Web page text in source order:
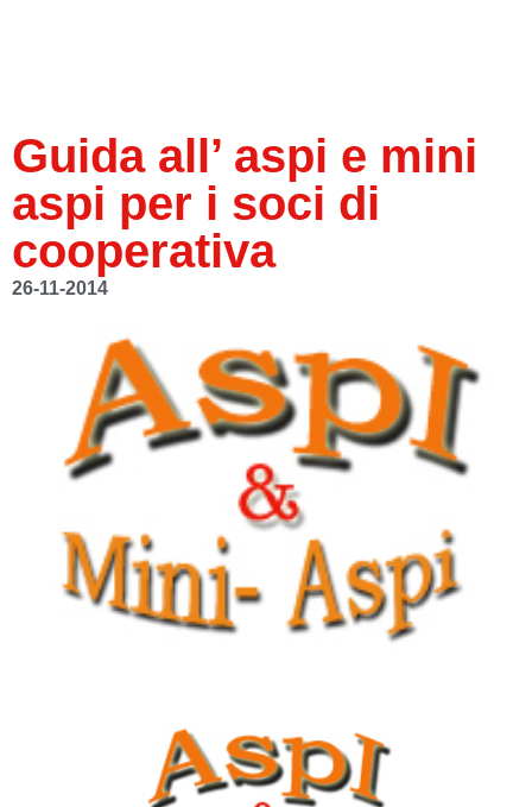
Guida all’ aspi e mini
aspi per i soci di
cooperativa
26-11-2014